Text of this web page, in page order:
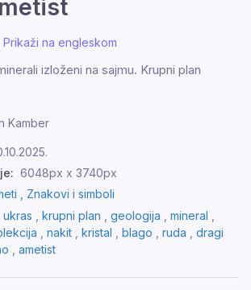
Prikaži na engleskom
izloženi na sajmu. Krupni plan
Kamber
6048px x 3740px
, Znakovi i simboli
ukras krupni plan geologija mineral
nakit kristal blago ruda
dragi
ametist